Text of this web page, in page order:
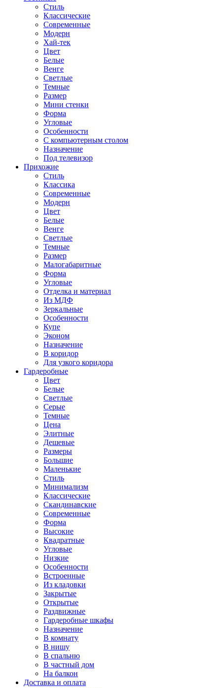
Стиль
Классические
Современные
Модерн
Хай-тек
Цвет
Белые
Венге
Светлые
Темные
Размер
Мини стенки
Форма
Угловые
Особенности
С компьютерным столом
Назначение
Под телевизор
Прихожие
Стиль
Классика
Современные
Модерн
Цвет
Белые
Венге
Светлые
Темные
Размер
Малогабаритные
Форма
Угловые
Отделка и материал
Из МДФ
Зеркальные
Особенности
Купе
Эконом
Назначение
В коридор
Для узкого коридора
Гардеробные
Цвет
Белые
Светлые
Серые
Темные
Цена
Элитные
Дешевые
Размеры
Большие
Маленькие
Стиль
Минимализм
Классические
Скандинавские
Современные
Форма
Высокие
Квадратные
Угловые
Низкие
Особенности
Встроенные
Из кладовки
Закрытые
Открытые
Раздвижные
Гардеробные шкафы
Назначение
В комнату
В нишу
В спальню
В частный дом
На балкон
Доставка и оплата